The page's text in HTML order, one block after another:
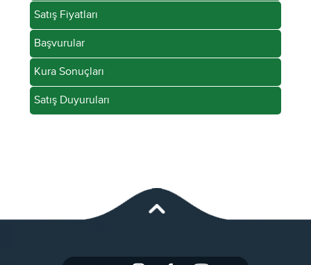
Satış Fiyatları
Başvurular
Kura Sonuçları
Satış Duyuruları